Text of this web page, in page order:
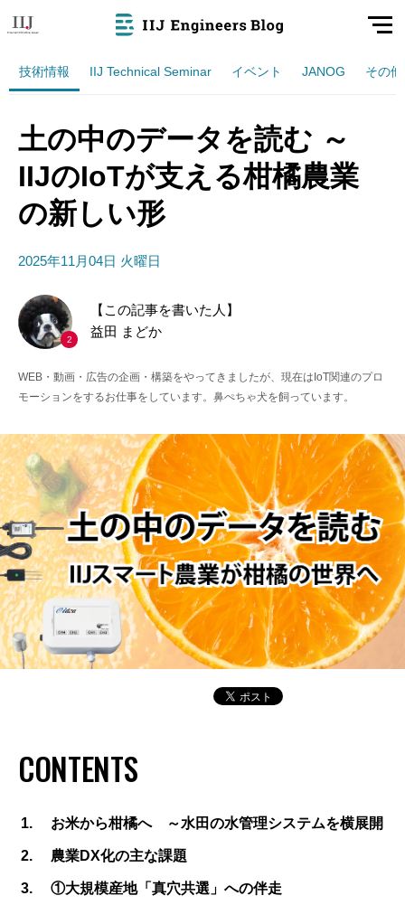
技術情報 IIJ Technical Seminar イベント JANOG その他
土の中のデータを読む ～
IIJのIoTが支える柑橘農業
の新しい形
2025年11月04日 火曜日
2
【この記事を書いた人】
益田 まどか
WEB・動画・広告の企画・構築をやってきましたが、現在はIoT関連のプロ
モーションをするお仕事をしています。鼻ぺちゃ犬を飼っています。
CONTENTS
お米から柑橘へ ～水田の水管理システムを横展開
農業DX化の主な課題
①大規模産地「真穴共選」への伴走